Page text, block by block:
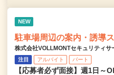
NEW
駐車場周辺の案内・誘導
株式会社VOLLMONTセキュリティ
注目 アルバイト パート
【応募者必ず面接】週1日～